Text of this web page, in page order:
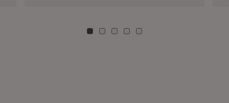
Zu Kachel: 0
Zu Kachel: 3
Zu Kachel: 6
Zu Kachel: 9
Zu Kachel: 12